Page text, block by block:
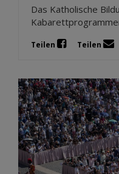
Das Katholische
Teilen Teilen